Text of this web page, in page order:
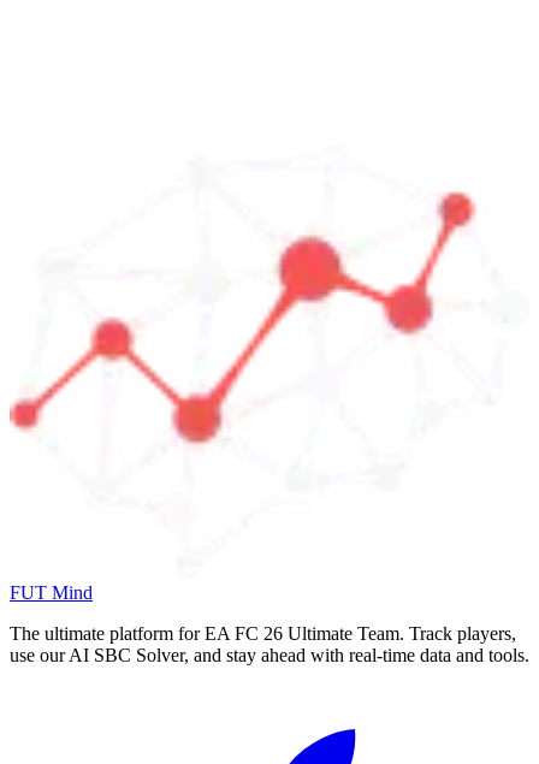
FUT Mind
The ultimate platform for EA FC 26 Ultimate Team. Track players,
use our AI SBC Solver, and stay ahead with real-time data and tools.